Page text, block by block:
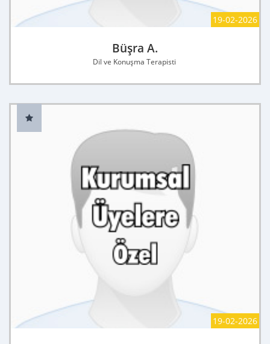
19-02-2026
Büşra A.
Dil ve Konuşma Terapisti
19-02-2026